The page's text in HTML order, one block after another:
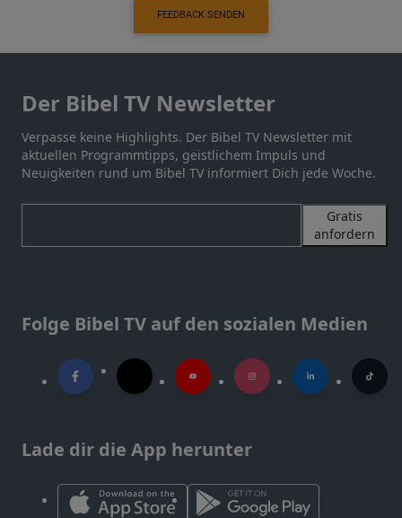
FEEDBACK SENDEN
Der Bibel TV Newsletter
Verpasse keine Highlights. Der Bibel TV Newsletter mit
aktuellen Programmtipps, geistlichem Impuls und
Neuigkeiten rund um Bibel TV informiert Dich jede Woche.
Gratis
anfordern
Folge Bibel TV auf den sozialen Medien
Lade dir die App herunter